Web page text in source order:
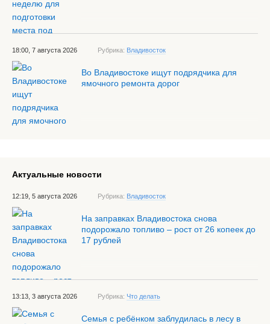
18:00, 7 августа 2026 Рубрика: Владивосток
Во Владивостоке ищут подрядчика для
ямочного ремонта дорог
Актуальные новости
12:19, 5 августа 2026 Рубрика: Владивосток
На заправках Владивостока снова
подорожало топливо – рост от 26 копеек до
17 рублей
13:13, 3 августа 2026 Рубрика: Что делать
Семья с ребёнком заблудилась в лесу в